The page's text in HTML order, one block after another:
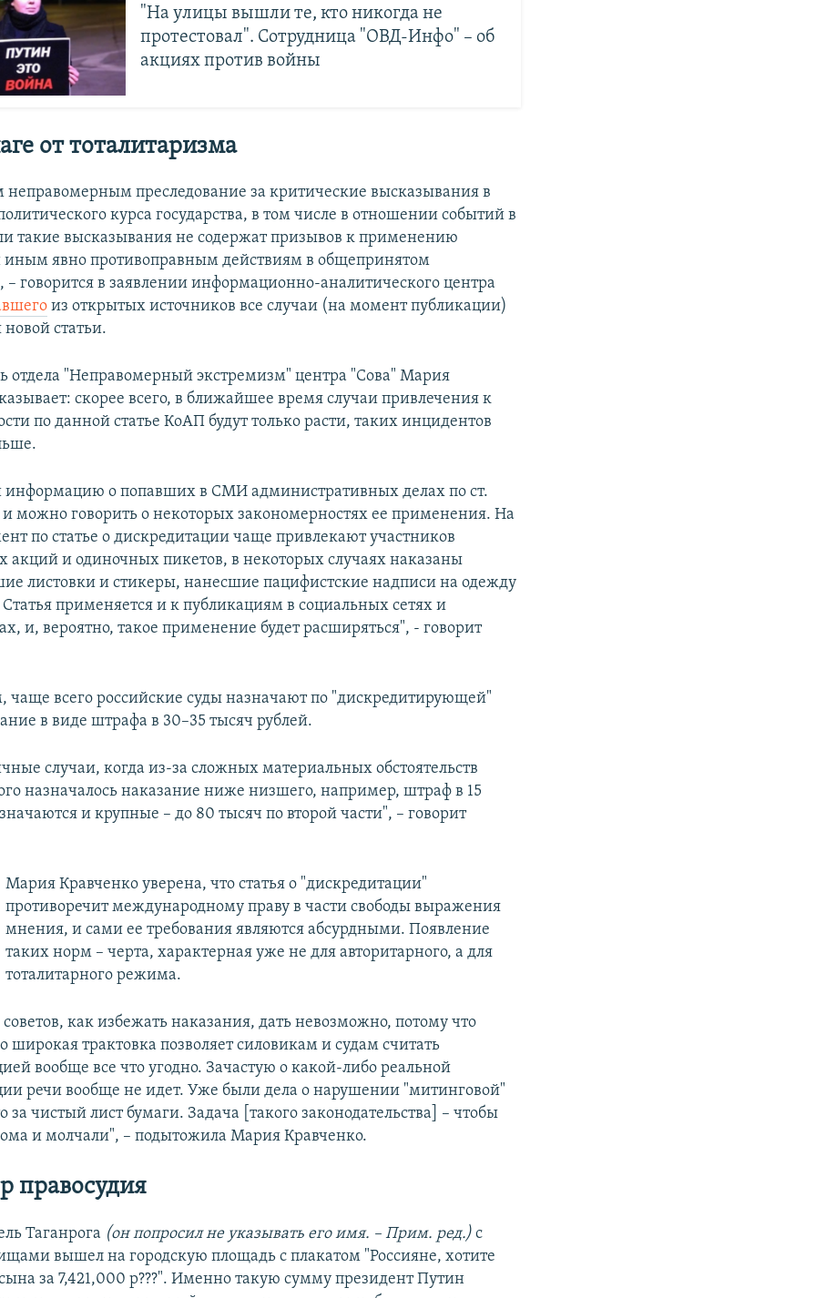
"На улицы вышли те, кто никогда не
протестовал". Сотрудница "ОВД-Инфо" – об
акциях против войны
от тоталитаризма
преследование за критические высказывания в
курса государства, в том числе в отношении событий в
такие высказывания не содержат призывов к применению
иным явно противоправным действиям в общепринятом
говорится в заявлении информационно-аналитического центра
из открытых источников все случаи (на момент публикации)
статьи.
отдела "Неправомерный экстремизм" центра "Сова" Мария
скорее всего, в ближайшее время случаи привлечения к
по данной статье КоАП будут только расти, таких инцидентов
информацию о попавших в СМИ административных делах по ст.
можно говорить о некоторых закономерностях ее применения. На
по статье о дискредитации чаще привлекают участников
акций и одиночных пикетов, в некоторых случаях наказаны
листовки и стикеры, нанесшие пацифистские надписи на одежду
применяется и к публикациям в социальных сетях и
и, вероятно, такое применение будет расширяться", - говорит
чаще всего российские суды назначают по "дискредитирующей"
в виде штрафа в 30–35 тысяч рублей.
случаи, когда из-за сложных материальных обстоятельств
назначалось наказание ниже низшего, например, штраф в 15
и крупные – до 80 тысяч по второй части", – говорит
Мария Кравченко уверена, что статья о "дискредитации"
противоречит международному праву в части свободы выражения
мнения, и сами ее требования являются абсурдными. Появление
таких норм – черта, характерная уже не для авторитарного, а для
тоталитарного режима.
как избежать наказания, дать невозможно, потому что
широкая трактовка позволяет силовикам и судам считать
вообще все что угодно. Зачастую о какой-либо реальной
речи вообще не идет. Уже были дела о нарушении "митинговой"
за чистый лист бумаги. Задача [такого законодательства] – чтобы
и молчали", – подытожила Мария Кравченко.
правосудия
Таганрога (он попросил не указывать его имя. – Прим. ред.) с
вышел на городскую площадь с плакатом "Россияне, хотите
за 7,421,000 р???". Именно такую сумму президент Путин